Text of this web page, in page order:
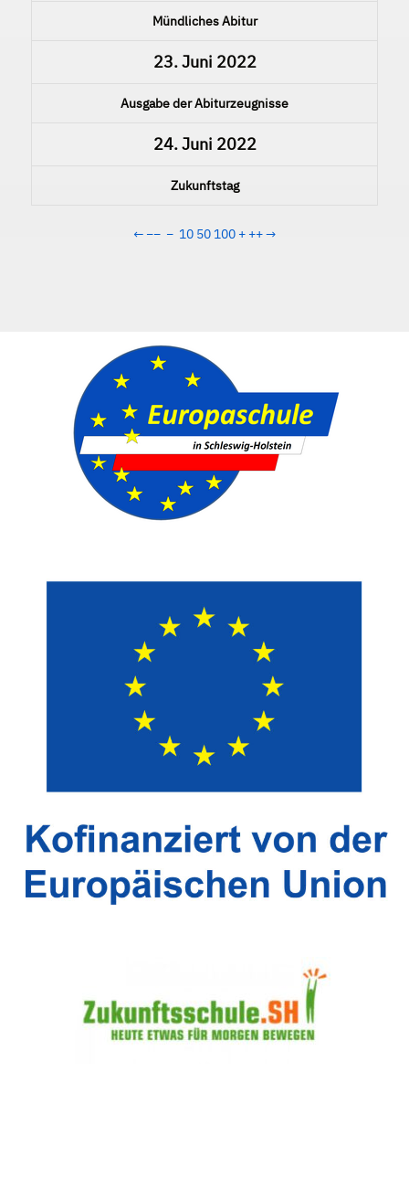
Mündliches Abitur
23. Juni 2022
Ausgabe der Abiturzeugnisse
24. Juni 2022
Zukunftstag
← −− − 10 50 100 + ++→